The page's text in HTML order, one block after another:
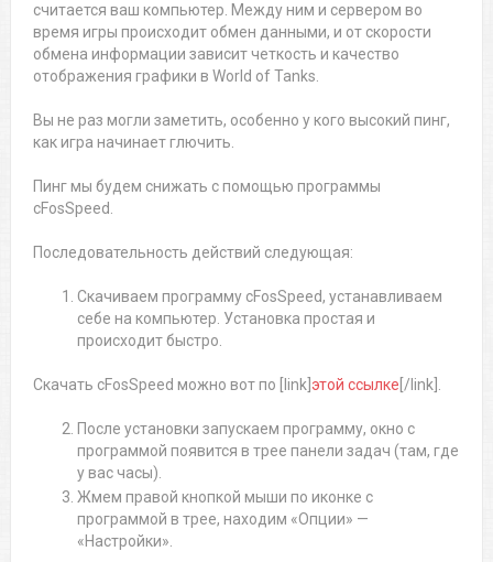
считается ваш компьютер. Между ним и сервером во
время игры происходит обмен данными, и от скорости
обмена информации зависит четкость и качество
отображения графики в World of Tanks.
Вы не раз могли заметить, особенно у кого высокий пинг,
как игра начинает глючить.
Пинг мы будем снижать с помощью программы
cFosSpeed.
Последовательность действий следующая:
Скачиваем программу cFosSpeed, устанавливаем
себе на компьютер. Установка простая и
происходит быстро.
Скачать cFosSpeed можно вот по [link] этой ссылке [/link].
После установки запускаем программу, окно с
программой появится в трее панели задач (там, где
у вас часы).
Жмем правой кнопкой мыши по иконке с
программой в трее, находим «Опции» —
«Настройки».